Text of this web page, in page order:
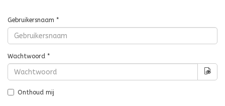
Gebruikersnaam *
Wachtwoord *
Onthoud mij